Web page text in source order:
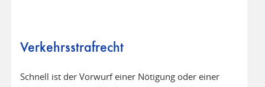
Verkehrsstrafrecht
Schnell ist der Vorwurf einer Nötigung oder einer